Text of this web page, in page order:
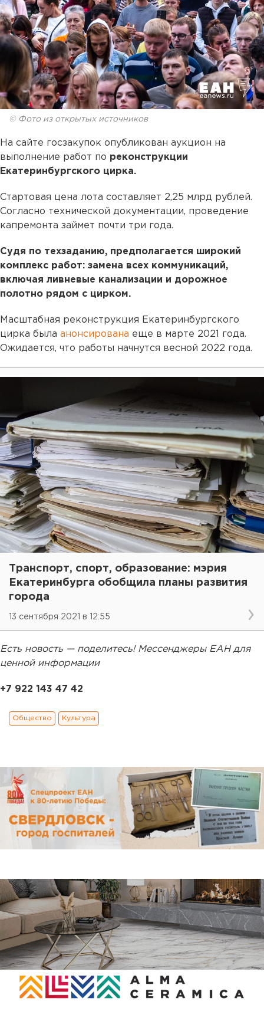
© Фото из открытых источников
На сайте госзакупок опубликован аукцион на
выполнение работ по реконструкции
Екатеринбургского цирка.
Стартовая цена лота составляет 2,25 млрд рублей.
Согласно технической документации, проведение
капремонта займет почти три года.
Судя по техзаданию, предполагается широкий
комплекс работ: замена всех коммуникаций,
включая ливневые канализации и дорожное
полотно рядом с цирком.
Масштабная реконструкция Екатеринбургского
цирка была анонсирована еще в марте 2021 года.
Ожидается, что работы начнутся весной 2022 года.
Транспорт, спорт, образование: мэрия
Екатеринбурга обобщила планы развития
города
13 сентября 2021 в 12:55
Есть новость — поделитесь! Мессенджеры ЕАН для
ценной информации
+7 922 143 47 42
Общество Культура